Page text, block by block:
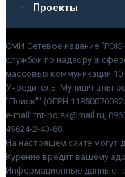
Проекты
СМИ Сетевое издание
службой по надзору в
массовых коммуникаций
Учредитель:
"Поиск"" (ОГРН
e-mail: tnt-poisk@mail.ru,
49624-2-43-88
На настоящем сайте могут
Курение вредит вашему
Информационные данные